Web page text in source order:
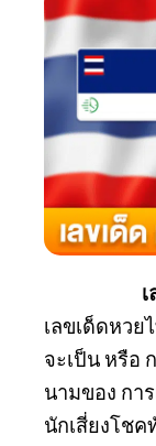
เลขเด็ดหวย
จะเป็น หรือ
นามของ กา
นักเสี่ยงโชค